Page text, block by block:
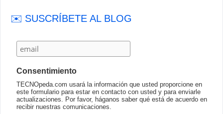
✉️ SUSCRÍBETE AL BLOG
Consentimiento
TECNOpeda.com usará la información que usted proporcione en
este formulario para estar en contacto con usted y para enviarle
actualizaciones. Por favor, háganos saber qué está de acuerdo en
recibir nuestras comunicaciones.